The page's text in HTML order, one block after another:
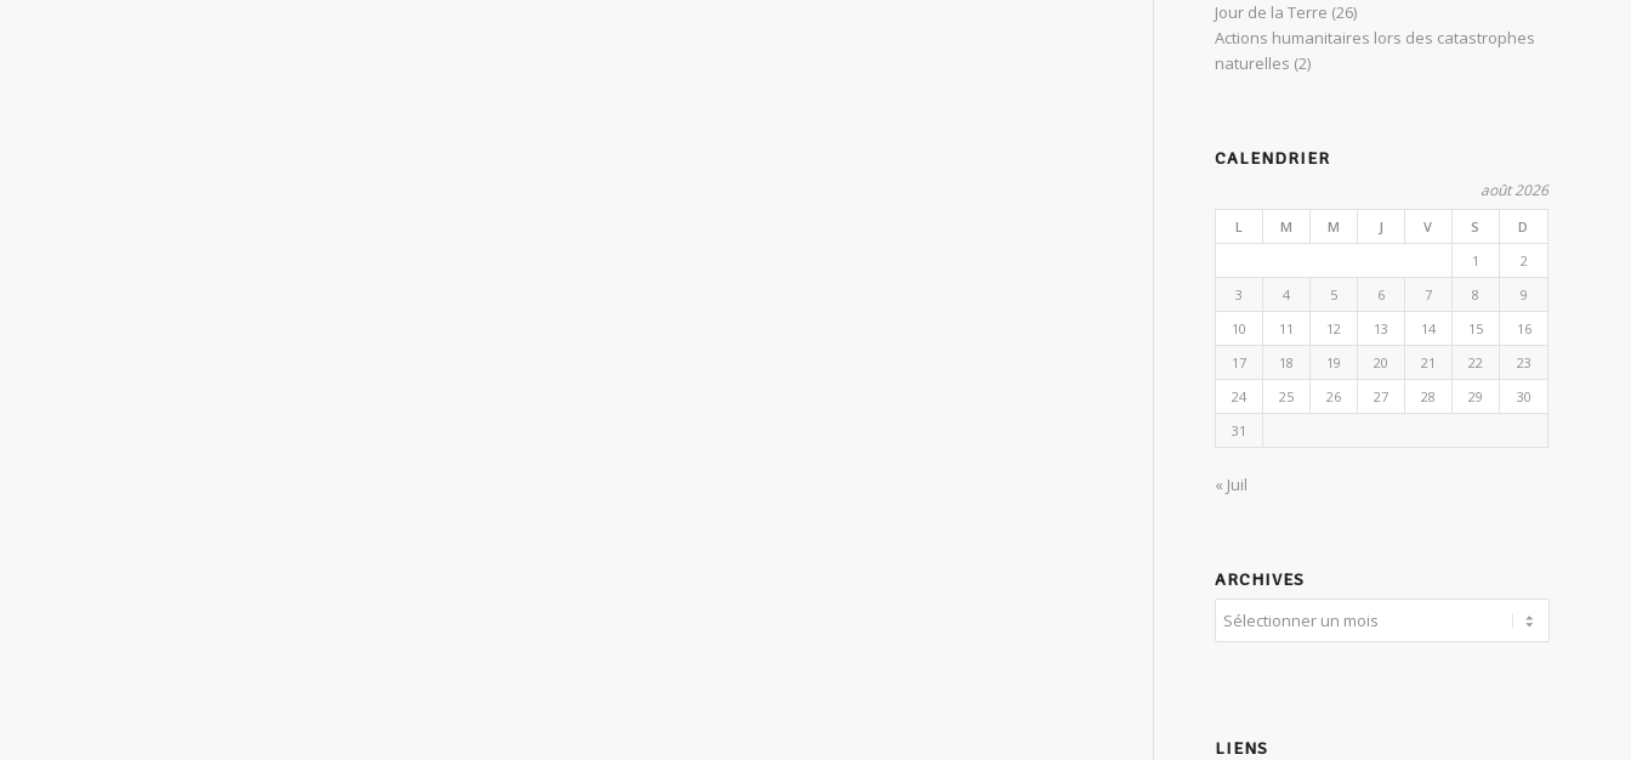
Jour de la Terre (26)
Actions humanitaires lors des catastrophes
naturelles (2)
CALENDRIER
août 2026
L M M J V S
D
1
2
3
4 5 6 7 8
9
10
11 12 13 14 15
16
17
18 19 20 21 22
23
24
25 26 27 28 29
30
31
« Juil
ARCHIVES
LIENS